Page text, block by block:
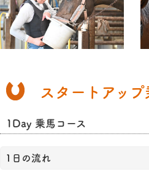
スタートアッ
1Day 乗馬コース
1日の流れ